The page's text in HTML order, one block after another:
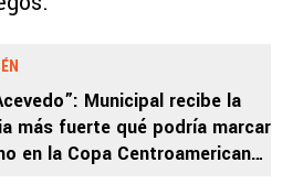
Municipal recibe la
más fuerte qué podría marcar
en la Copa Centroamericana